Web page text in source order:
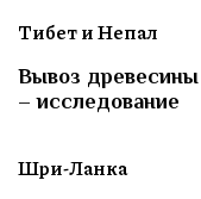
Тибет и Непал
Вывоз
– исследование
Шри-Ланка